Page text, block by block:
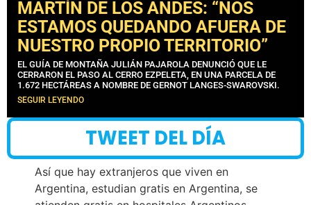
MARTÍN DE LOS ANDES: “NOS
ESTAMOS QUEDANDO AFUERA DE
NUESTRO PROPIO TERRITORIO”
EL GUÍA DE MONTAÑA JULIÁN PAJAROLA DENUNCIÓ QUE LE
CERRARON EL PASO AL CERRO EZPELETA, EN UNA PARCELA DE
1.672 HECTÁREAS A NOMBRE DE GERNOT LANGES-SWAROVSKI.
SEGUIR LEYENDO
TWEET DEL DÍA
Así que hay extranjeros que viven en
Argentina, estudian gratis en Argentina, se